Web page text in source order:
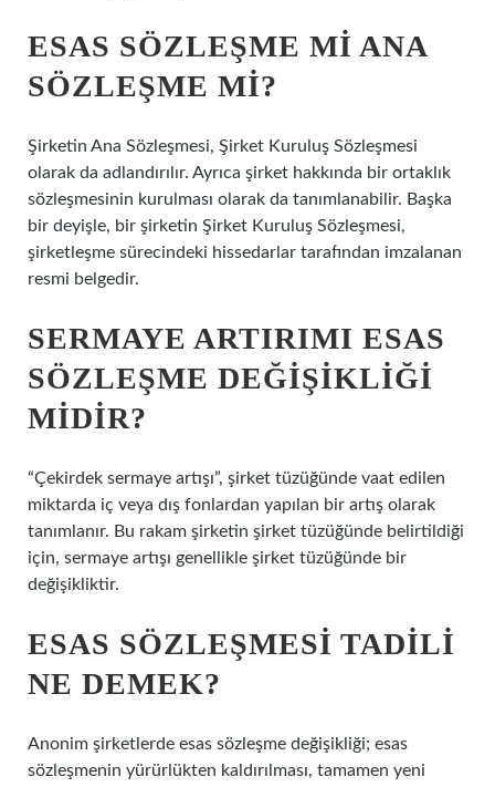
ESAS SÖZLEŞME MI ANA
SÖZLEŞME MI?
Şirketin Ana Sözleşmesi, Şirket Kuruluş Sözleşmesi
olarak da adlandırılır. Ayrıca şirket hakkında bir ortaklık
sözleşmesinin kurulması olarak da tanımlanabilir. Başka
bir deyişle, bir şirketin Şirket Kuruluş Sözleşmesi,
şirketleşme sürecindeki hissedarlar tarafından imzalanan
resmi belgedir.
SERMAYE ARTIRIMI ESAS
SÖZLEŞME DEĞIŞIKLIĞI
MIDIR?
“Çekirdek sermaye artışı”, şirket tüzüğünde vaat edilen
miktarda iç veya dış fonlardan yapılan bir artış olarak
tanımlanır. Bu rakam şirketin şirket tüzüğünde belirtildiği
için, sermaye artışı genellikle şirket tüzüğünde bir
değişikliktir.
ESAS SÖZLEŞMESI TADILI
NE DEMEK?
Anonim şirketlerde esas sözleşme değişikliği; esas
sözleşmenin yürürlükten kaldırılması, tamamen yeni